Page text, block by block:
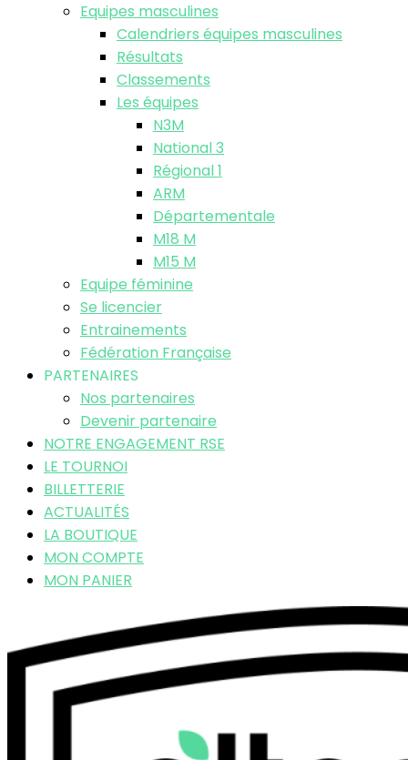
Equipes masculines
Calendriers équipes masculines
Résultats
Classements
Les équipes
N3M
National 3
Régional 1
ARM
Départementale
M18 M
M15 M
Equipe féminine
Se licencier
Entrainements
Fédération Française
PARTENAIRES
Nos partenaires
Devenir partenaire
NOTRE ENGAGEMENT RSE
LE TOURNOI
BILLETTERIE
ACTUALITÉS
LA BOUTIQUE
MON COMPTE
MON PANIER